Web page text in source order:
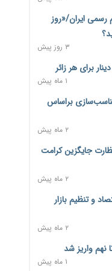
۵ ساعت پیش
از حمایت متفاوت
وزارت نیرو برای رفع
پیشرفت»
از نفت و گاز تا
و معدن مسدود
رسمی ایران/«روز
۳ روز پیش
۱ ماه پیش
براساس
۲ ماه پیش
جایگزین کرامت
۲ ماه پیش
و تنظیم بازار
۲ ماه پیش
۱ ماه پیش